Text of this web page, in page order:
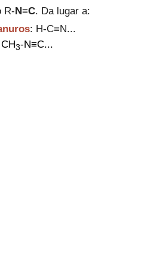
R-N≡C. Da lugar a:
: H-C≡N...
CH3-N≡C...